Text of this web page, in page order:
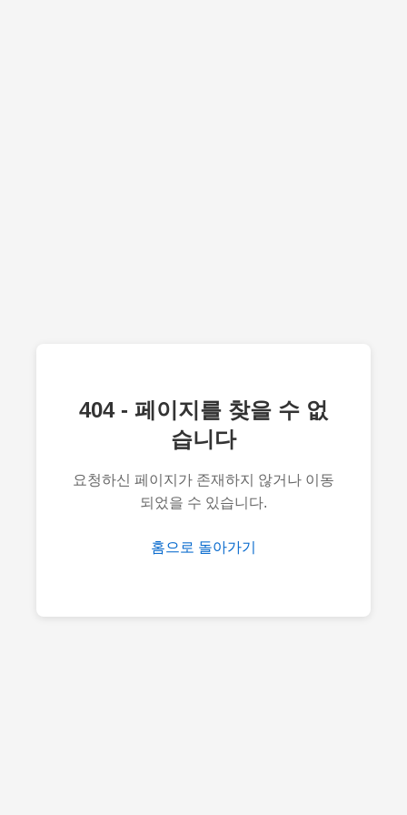
404 - 페이지를 찾을 수 없
습니다
요청하신 페이지가 존재하지 않거나 이동
되었을 수 있습니다.
홈으로 돌아가기